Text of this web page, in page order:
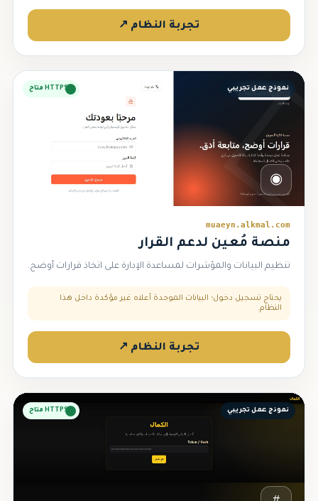
تجربة النظام ↗
نموذج عمل تجريبي HTTPS متاح
◉
muaeyn.alkmal.com
منصة مُعين لدعم القرار
تنظيم البيانات والمؤشرات لمساعدة الإدارة على اتخاذ قرارات أوضح.
يحتاج تسجيل دخول؛ البيانات الموحدة أعلاه غير مؤكدة داخل هذا
النظام.
تجربة النظام ↗
نموذج عمل تجريبي HTTPS متاح